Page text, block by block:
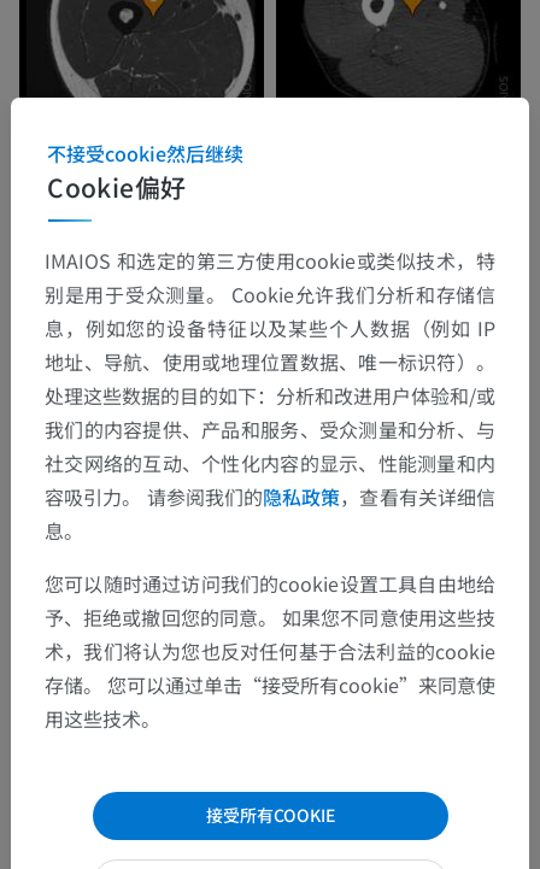
Cookie偏好
不接受cookie然后继续
IMAIOS 和选定的第三方使用cookie或类似技术，特
别是用于受众测量。 Cookie允许我们分析和存储信
息，例如您的设备特征以及某些个人数据（例如 IP
地址、导航、使用或地理位置数据、唯一标识符）。
处理这些数据的目的如下：分析和改进用户体验和/或
我们的内容提供、产品和服务、受众测量和分析、与
社交网络的互动、个性化内容的显示、性能测量和内
容吸引力。 请参阅我们的隐私政策，查看有关详细信
息。
您可以随时通过访问我们的cookie设置工具自由地给
予、拒绝或撤回您的同意。 如果您不同意使用这些技
术，我们将认为您也反对任何基于合法利益的cookie
存储。 您可以通过单击“接受所有cookie”来同意使
用这些技术。
接受所有COOKIE